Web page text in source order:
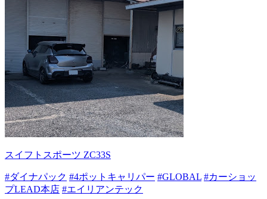
スイフトスポーツ ZC33S
#ダイナパック #4ポットキャリパー #GLOBAL #カーショッ
プLEAD本店 #エイリアンテック